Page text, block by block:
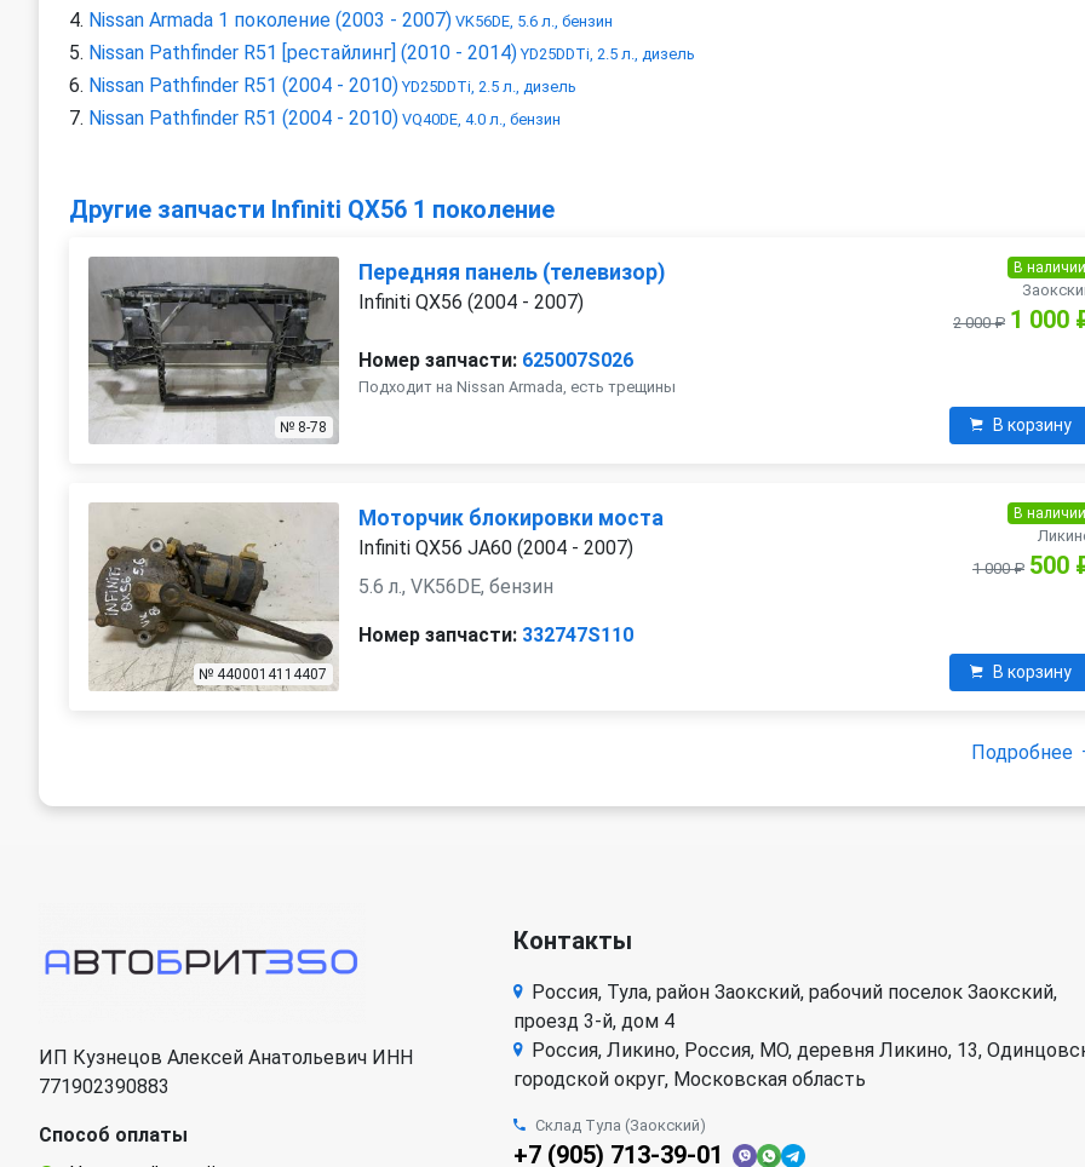
Nissan Armada 1 поколение (2003 - 2007) VK56DE, 5.6 л., бензин
Nissan Pathfinder R51 [рестайлинг] (2010 - 2014) YD25DDTi, 2.5 л., дизель
Nissan Pathfinder R51 (2004 - 2010) YD25DDTi, 2.5 л., дизель
Nissan Pathfinder R51 (2004 - 2010) VQ40DE, 4.0 л., бензин
Другие запчасти Infiniti QX56 1 поколение
№ 8-78
Передняя панель (телевизор)
Infiniti QX56 (2004 - 2007)
Номер запчасти: 625007S026
Подходит на Nissan Armada, есть трещины
В наличии
2 000 ₽ 1 000
В корзину
№ 4400014114407
Моторчик блокировки моста
Infiniti QX56 JA60 (2004 - 2007)
5.6 л., VK56DE, бензин
Номер запчасти: 332747S110
В наличии
1 000 ₽ 500
В корзину
Подробнее
ИП Кузнецов Алексей Анатольевич ИНН
771902390883
Способ оплаты
Контакты
Россия, Тула, район Заокский, рабочий поселок Заокский,
проезд 3-й, дом 4
Россия, Ликино, Россия, МО, деревня Ликино, 13,
городской округ, Московская область
Склад Тула (Заокский)
+7 (905) 713-39-01